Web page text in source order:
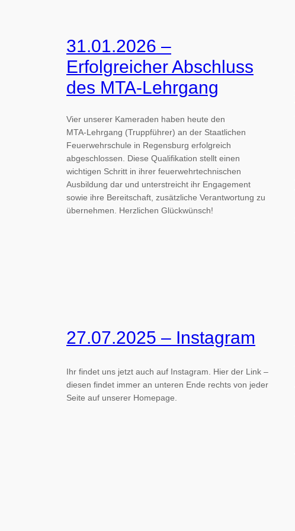
31.01.2026 –
Erfolgreicher Abschluss
des MTA-Lehrgang
Vier unserer Kameraden haben heute den
MTA‑Lehrgang (Truppführer) an der Staatlichen
Feuerwehrschule in Regensburg erfolgreich
abgeschlossen. Diese Qualifikation stellt einen
wichtigen Schritt in ihrer feuerwehrtechnischen
Ausbildung dar und unterstreicht ihr Engagement
sowie ihre Bereitschaft, zusätzliche Verantwortung zu
übernehmen. Herzlichen Glückwünsch!
27.07.2025 – Instagram
Ihr findet uns jetzt auch auf Instagram. Hier der Link –
diesen findet immer an unteren Ende rechts von jeder
Seite auf unserer Homepage.